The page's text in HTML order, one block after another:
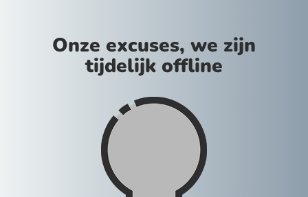
Onze excuses, we zijn
tijdelijk offline